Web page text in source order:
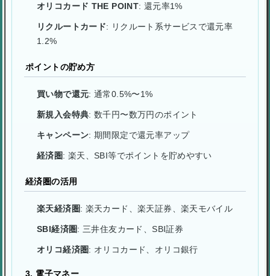
オリコカード THE POINT: 還元率1%
リクルートカード: リクルート系サービスで還元率
1.2%
ポイントの貯め方
買い物で還元: 通常0.5%〜1%
新規入会特典: 数千円〜数万円のポイント
キャンペーン: 期間限定で還元率アップ
経済圏: 楽天、SBI等でポイントを貯めやすい
経済圏の活用
楽天経済圏: 楽天カード、楽天証券、楽天モバイル
SBI経済圏: 三井住友カード、SBI証券
オリコ経済圏: オリコカード、オリコ銀行
3. 電子マネー